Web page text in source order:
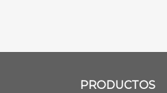
PRODUCTOS